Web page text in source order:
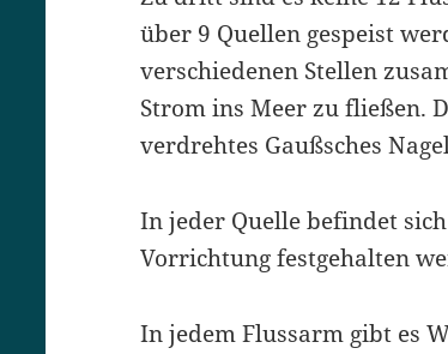
über 9 Quellen gespeist
verschiedenen Stellen
Strom ins Meer zu fließen.
verdrehtes Gaußsches
In jeder Quelle befindet
Vorrichtung festgehalten
In jedem Flussarm gibt es